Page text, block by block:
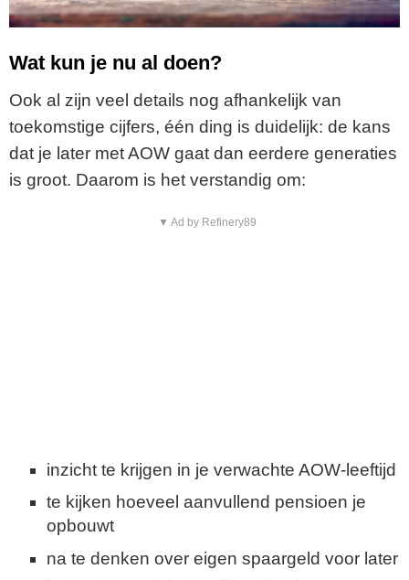
Wat kun je nu al doen?
Ook al zijn veel details nog afhankelijk van
toekomstige cijfers, één ding is duidelijk: de kans
dat je later met AOW gaat dan eerdere generaties
is groot. Daarom is het verstandig om:
▼ Ad by Refinery89
inzicht te krijgen in je verwachte AOW-leeftijd
te kijken hoeveel aanvullend pensioen je
opbouwt
na te denken over eigen spaargeld voor later